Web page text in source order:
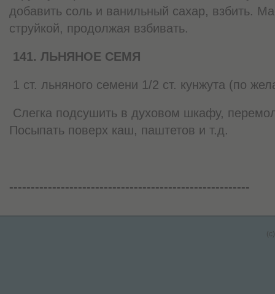
добавить соль и ванильный сахар, взбить.
струйкой, продолжая взбивать.
141. ЛЬНЯНОЕ СЕМЯ
1 ст. льняного семени 1/2 ст. кунжута (по
Слегка подсушить в духовом шкафу,
Посыпать поверх каш, паштетов и т.д.
--------------------------------------------------------